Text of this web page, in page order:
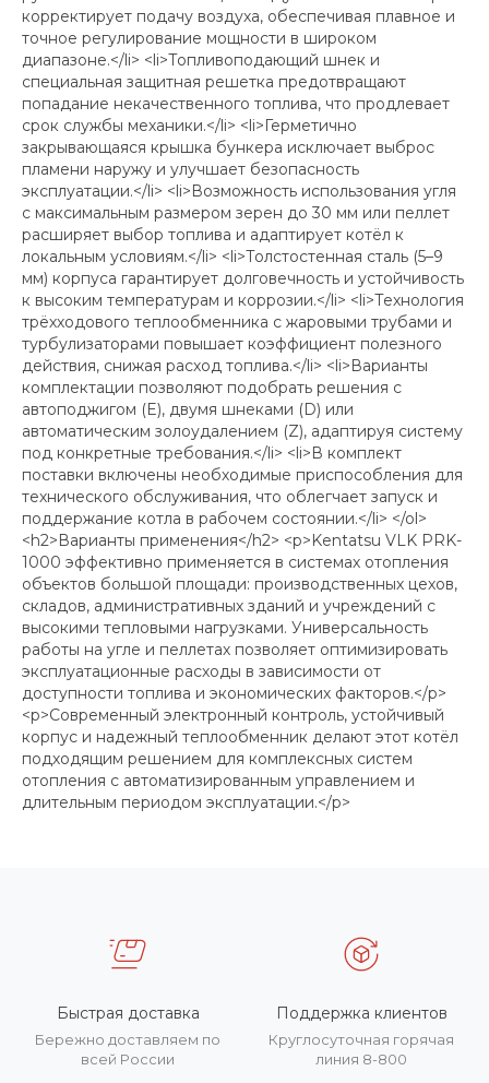
корректирует подачу воздуха, обеспечивая плавное и
точное регулирование мощности в широком
диапазоне.</li> <li>Топливоподающий шнек и
специальная защитная решетка предотвращают
попадание некачественного топлива, что продлевает
срок службы механики.</li> <li>Герметично
закрывающаяся крышка бункера исключает выброс
пламени наружу и улучшает безопасность
эксплуатации.</li> <li>Возможность использования угля
с максимальным размером зерен до 30 мм или пеллет
расширяет выбор топлива и адаптирует котёл к
локальным условиям.</li> <li>Толстостенная сталь (5–9
мм) корпуса гарантирует долговечность и устойчивость
к высоким температурам и коррозии.</li> <li>Технология
трёхходового теплообменника с жаровыми трубами и
турбулизаторами повышает коэффициент полезного
действия, снижая расход топлива.</li> <li>Варианты
комплектации позволяют подобрать решения с
автоподжигом (E), двумя шнеками (D) или
автоматическим золоудалением (Z), адаптируя систему
под конкретные требования.</li> <li>В комплект
поставки включены необходимые приспособления для
технического обслуживания, что облегчает запуск и
поддержание котла в рабочем состоянии.</li> </ol>
<h2>Варианты применения</h2> <p>Kentatsu VLK PRK-
1000 эффективно применяется в системах отопления
объектов большой площади: производственных цехов,
складов, административных зданий и учреждений с
высокими тепловыми нагрузками. Универсальность
работы на угле и пеллетах позволяет оптимизировать
эксплуатационные расходы в зависимости от
доступности топлива и экономических факторов.</p>
<p>Современный электронный контроль, устойчивый
корпус и надежный теплообменник делают этот котёл
подходящим решением для комплексных систем
отопления с автоматизированным управлением и
длительным периодом эксплуатации.</p>
Быстрая доставка
Бережно доставляем по
всей России
Поддержка клиентов
Круглосуточная горячая
линия 8-800